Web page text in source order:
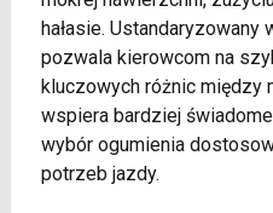
hałasie.
pozwala kierowcom na
kluczowych różnic między
wspiera bardziej
wybór ogumienia
potrzeb jazdy.